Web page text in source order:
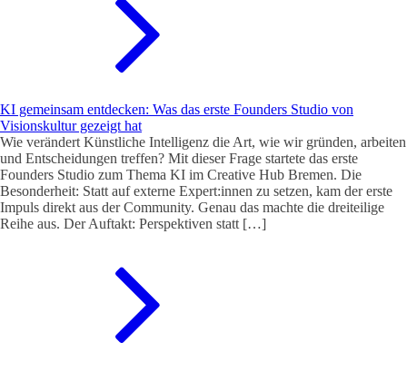
KI gemeinsam entdecken: Was das erste Founders Studio von
Visionskultur gezeigt hat
Wie verändert Künstliche Intelligenz die Art, wie wir gründen, arbeiten
und Entscheidungen treffen? Mit dieser Frage startete das erste
Founders Studio zum Thema KI im Creative Hub Bremen. Die
Besonderheit: Statt auf externe Expert:innen zu setzen, kam der erste
Impuls direkt aus der Community. Genau das machte die dreiteilige
Reihe aus. Der Auftakt: Perspektiven statt […]